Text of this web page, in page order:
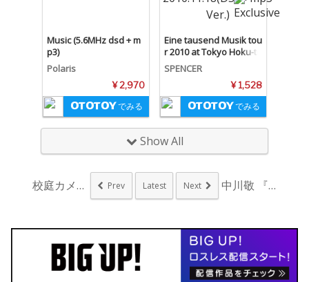
Music (5.6MHz dsd + m
p3)
Polaris
¥ 2,970
でみる
Eine tausend Musik tou
r 2010 at Tokyo Hoku-to
pia planetarium Hall 20
10.11.18(DSD+mp3 Ver.)
SPENCER
¥ 1,528
でみる
Show All
校庭カメラガールドラ... Prev Latest Next 中川敬 『豊穣なる闇...